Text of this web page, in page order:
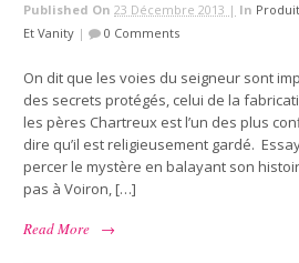
Published On23 Décembre 2013 | In
Et Vanity | 0 Comments
On dit que les voies du seigneur sont
des secrets protégés, celui de la
les pères Chartreux est l’un des plus
dire qu’il est religieusement gardé.
percer le mystère en balayant son
pas à Voiron, […]
Read More
→